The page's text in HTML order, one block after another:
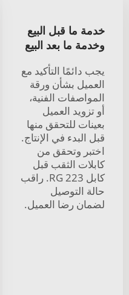
خدمة ما قبل البيع
وخدمة ما بعد البيع
يجب دائمًا التأكيد مع
العميل بشأن ورقة
المواصفات الفنية،
أو تزويد العميل
بعينات للتحقق منها
قبل البدء في الإنتاج.
اختبر وتحقق من
كابلات الثقب قبل
كابل RG 223. راقب
حالة التوصيل
لضمان رضا العميل.